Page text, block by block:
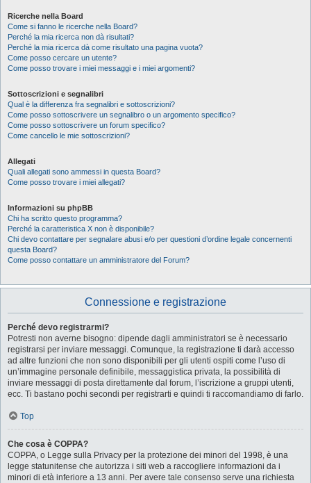
Ricerche nella Board
Come si fanno le ricerche nella Board?
Perché la mia ricerca non dà risultati?
Perché la mia ricerca dà come risultato una pagina vuota?
Come posso cercare un utente?
Come posso trovare i miei messaggi e i miei argomenti?
Sottoscrizioni e segnalibri
Qual è la differenza fra segnalibri e sottoscrizioni?
Come posso sottoscrivere un segnalibro o un argomento specifico?
Come posso sottoscrivere un forum specifico?
Come cancello le mie sottoscrizioni?
Allegati
Quali allegati sono ammessi in questa Board?
Come posso trovare i miei allegati?
Informazioni su phpBB
Chi ha scritto questo programma?
Perché la caratteristica X non è disponibile?
Chi devo contattare per segnalare abusi e/o per questioni d’ordine legale concernenti
questa Board?
Come posso contattare un amministratore del Forum?
Connessione e registrazione
Perché devo registrarmi?
Potresti non averne bisogno: dipende dagli amministratori se è necessario
registrarsi per inviare messaggi. Comunque, la registrazione ti darà accesso
ad altre funzioni che non sono disponibili per gli utenti ospiti come l’uso di
un’immagine personale definibile, messaggistica privata, la possibilità di
inviare messaggi di posta direttamente dal forum, l’iscrizione a gruppi utenti,
ecc. Ti bastano pochi secondi per registrarti e quindi ti raccomandiamo di farlo.
Top
Che cosa è COPPA?
COPPA, o Legge sulla Privacy per la protezione dei minori del 1998, è una
legge statunitense che autorizza i siti web a raccogliere informazioni da i
minori di età inferiore a 13 anni. Per avere tale consenso serve una richiesta